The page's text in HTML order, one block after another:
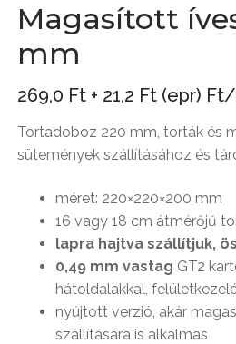
tálkák, csomagoló
információk
Magasított
mm
269,0 Ft + 21,2 Ft (epr)
Tortadoboz 220 mm, torták és
sütemények szállításához és
méret: 220×220×200 mm
16 vagy 18 cm átmérőjű
lapra hajtva szállítjuk,
0,49 mm vastag GT2
hátoldalakkal,
nyújtott verzió, akár
szállítására is alkalmas